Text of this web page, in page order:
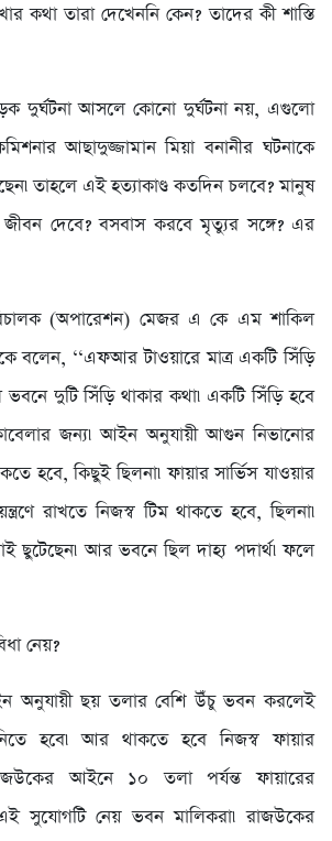
কথা তারা দেখেননি কেন? তাদের কী শাস্তি
দুর্ঘটনা আসলে কোনো দুর্ঘটনা নয়, এগুলো
আছাদুজ্জামান মিয়া বনানীর ঘটনাকে
তাহলে এই হত্যাকাণ্ড কতদিন চলবে? মানুষ
দেবে? বসবাস করবে মৃত্যুর সঙ্গে? এর
(অপারেশন) মেজর এ কে এম শাকিল
বলেন, ‘‘এফআর টাওয়ারে মাত্র একটি সিঁড়ি
দুটি সিঁড়ি থাকার কথা৷ একটি সিঁড়ি হবে
জন্য৷ আইন অনুযায়ী আগুন নিভানোর
হবে, কিছুই ছিলনা৷ ফায়ার সার্ভিস যাওয়ার
রাখতে নিজস্ব টিম থাকতে হবে, ছিলনা৷
ছুটেছেন৷ আর ভবনে ছিল দাহ্য পদার্থ৷ ফলে
নেয়?
অনুযায়ী ছয় তলার বেশি উঁচু ভবন করলেই
হবে৷ আর থাকতে হবে নিজস্ব ফায়ার
রাজউকের আইনে ১০ তলা পর্যন্ত ফায়ারের
সুযোগটি নেয় ভবন মালিকরা৷ রাজউকের